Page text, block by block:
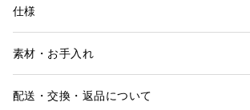
仕様
素材・お手入れ
配送・交換・返品について